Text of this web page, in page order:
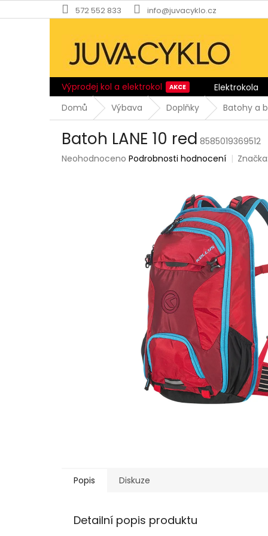
na
572 552 833 info@juvacyklo.cz
Výprodej kol a elektrokol Elektrokola
Domů
Výbava Doplňky Batohy a
Batoh LANE 10 red 8585019369512
Průměrné
Neohodnoceno Podrobnosti hodnocení
Popis Diskuze
Detailní popis produktu